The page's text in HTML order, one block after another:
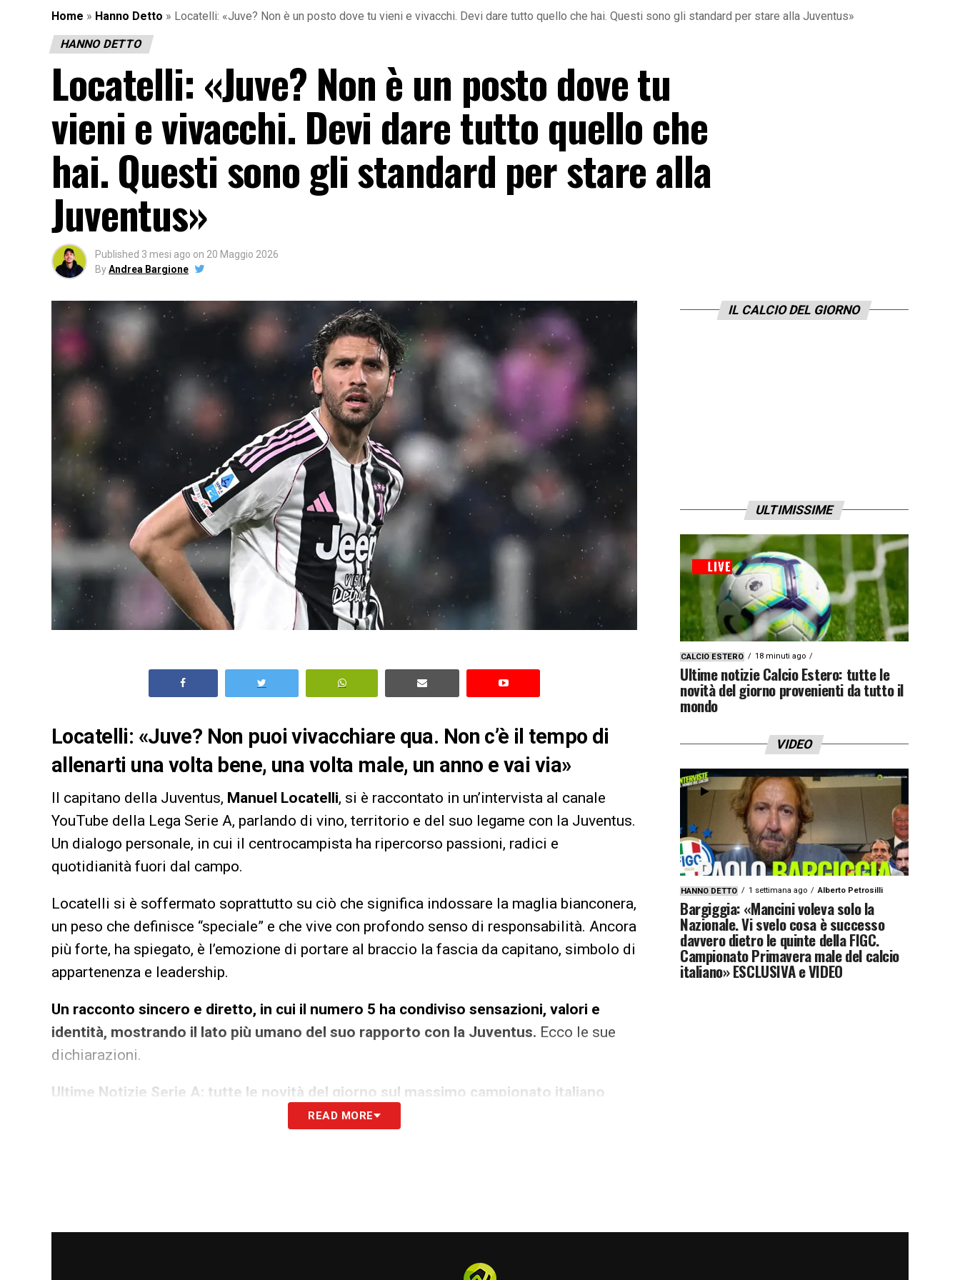
Home » Hanno Detto » Locatelli: «Juve? Non è un posto dove tu vieni e vivacchi. Devi dare tutto quello che hai. Questi sono gli standard per stare alla Juventus»
HANNO DETTO
Locatelli: «Juve? Non è un posto dove tu
vieni e vivacchi. Devi dare tutto quello che
hai. Questi sono gli standard per stare alla
Juventus»
Published 3 mesi ago on 20 Maggio 2026
ByAndrea Bargione
Locatelli: «Juve? Non puoi vivacchiare qua. Non c’è il tempo di
allenarti una volta bene, una volta male, un anno e vai via»
Il capitano della Juventus, Manuel Locatelli, si è raccontato in un’intervista al canale
YouTube della Lega Serie A, parlando di vino, territorio e del suo legame con la Juventus.
Un dialogo personale, in cui il centrocampista ha ripercorso passioni, radici e
quotidianità fuori dal campo.
Locatelli si è soffermato soprattutto su ciò che significa indossare la maglia bianconera,
un peso che definisce “speciale” e che vive con profondo senso di responsabilità. Ancora
più forte, ha spiegato, è l’emozione di portare al braccio la fascia da capitano, simbolo di
appartenenza e leadership.
Un racconto sincero e diretto, in cui il numero 5 ha condiviso sensazioni, valori e
identità, mostrando il lato più umano del suo rapporto con la Juventus. Ecco le sue
dichiarazioni.
Ultime Notizie Serie A: tutte le novità del giorno sul massimo campionato italiano
«Gioco a calcio da quando ho 3 anni e giocavo all’oratorio. È parte
READ MORE
IL CALCIO DEL GIORNO
ULTIMISSIME
CALCIO ESTERO 18 minuti ago
Ultime notizie Calcio Estero: tutte le
novità del giorno provenienti da tutto il
mondo
VIDEO
HANNO DETTO 1 settimana ago Alberto Petrosilli
Bargiggia: «Mancini voleva solo la
Nazionale. Vi svelo cosa è successo
davvero dietro le quinte della FIGC.
Campionato Primavera male del calcio
italiano» ESCLUSIVA e VIDEO